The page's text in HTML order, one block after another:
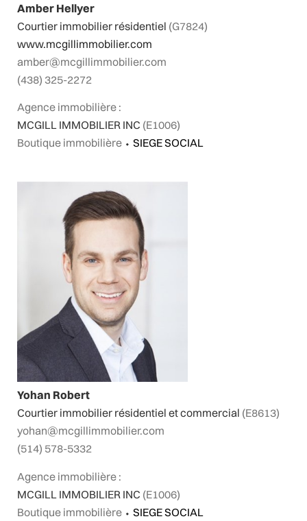
Amber Hellyer
Courtier immobilier résidentiel (G7824)
www.mcgillimmobilier.com
amber@mcgillimmobilier.com
(438) 325-2272
Agence immobilière :
MCGILL IMMOBILIER INC (E1006)
Boutique immobilière ⬩ SIEGE SOCIAL
Yohan Robert
Courtier immobilier résidentiel et commercial (E8613)
yohan@mcgillimmobilier.com
(514) 578-5332
Agence immobilière :
MCGILL IMMOBILIER INC (E1006)
Boutique immobilière ⬩ SIEGE SOCIAL